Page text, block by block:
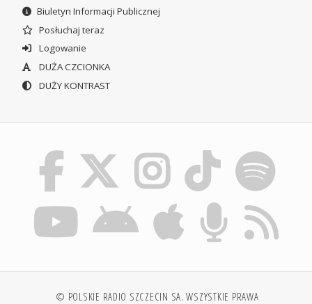
Biuletyn Informacji Publicznej
Posłuchaj teraz
Logowanie
DUŻA CZCIONKA
DUŻY KONTRAST
© POLSKIE RADIO SZCZECIN SA. WSZYSTKIE PRAWA